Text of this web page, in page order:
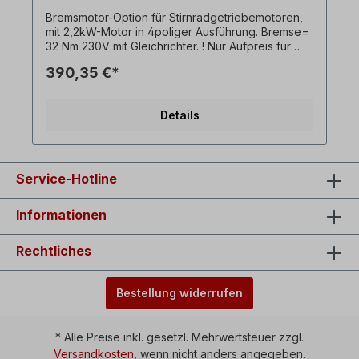
Bremsmotor-Option für Stirnradgetriebemotoren,
mit 2,2kW-Motor in 4poliger Ausführung. Bremse=
32 Nm 230V mit Gleichrichter. ! Nur Aufpreis für
zugehörigem Drehstromgetriebemotor erhältlich !
390,35 €*
Details
Service-Hotline
Informationen
Rechtliches
Bestellung widerrufen
* Alle Preise inkl. gesetzl. Mehrwertsteuer zzgl.
Versandkosten , wenn nicht anders angegeben.